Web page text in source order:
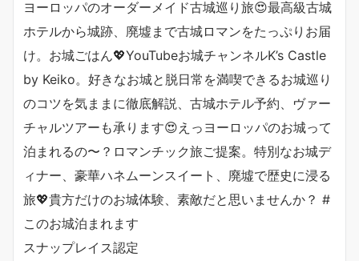
ヨーロッパのオーダーメイド古城巡り旅😍最高級古城
ホテルから城跡、廃墟まで古城ロマンをたっぷりお届
け。お城ごはん💖YouTubeお城チャンネルK’s Castle
by Keiko。好きなお城と脱日常を満喫できるお城巡り
のコツを気ままに徹底解説、古城ホテル予約、ヴァー
チャルツアーも承ります😍えっヨーロッパのお城って
泊まれるの〜？ロマンチック旅ご提案。特別なお城デ
ィナー、豪華ハネムーンスイート、廃墟で歴史に浸る
旅💖貴方だけのお城体験、素敵だと思いませんか？ #
このお城泊まれます
スナップレイス認定